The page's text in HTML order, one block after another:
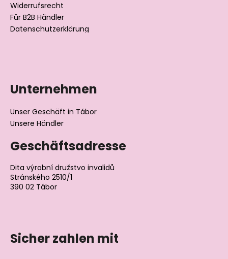
Widerrufsrecht
Für B2B Händler
Datenschutzerklärung
Unternehmen
Unser Geschäft in Tábor
Unsere Händler
Geschäftsadresse
Dita výrobní družstvo invalidů
Stránského 2510/1
390 02 Tábor
Sicher zahlen mit